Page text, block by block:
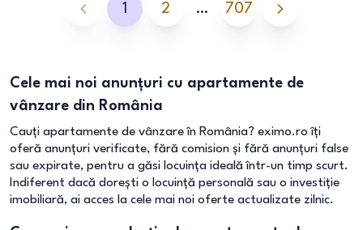
1 2 … 707
Cele mai noi anunțuri cu apartamente de
vânzare din România
Cauți apartamente de vânzare în România? eximo.ro îți
oferă anunțuri verificate, fără comision și fără anunțuri false
sau expirate, pentru a găsi locuința ideală într-un timp scurt.
Indiferent dacă dorești o locuință personală sau o investiție
imobiliară, ai acces la cele mai noi oferte actualizate zilnic.